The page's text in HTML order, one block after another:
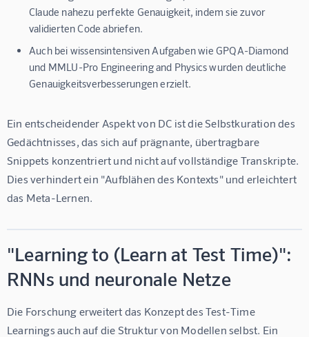
Claude nahezu perfekte Genauigkeit, indem sie zuvor
validierten Code abriefen.
Auch bei wissensintensiven Aufgaben wie GPQA-Diamond
und MMLU-Pro Engineering and Physics wurden deutliche
Genauigkeitsverbesserungen erzielt.
Ein entscheidender Aspekt von DC ist die Selbstkuration des
Gedächtnisses , das sich auf prägnante, übertragbare
Snippets konzentriert und nicht auf vollständige Transkripte.
Dies verhindert ein "Aufblähen des Kontexts" und erleichtert
das Meta-Lernen.
"Learning to (Learn at Test Time)":
RNNs und neuronale Netze
Die Forschung erweitert das Konzept des Test-Time
Learnings auch auf die Struktur von Modellen selbst. Ein